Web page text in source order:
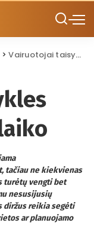
>Vairuotojai taisykles žino, bet jų nesilaiko
tačiau ne kiekvienas
turėtų vengti bet
nesusijusių
diržus reikia segėti
ar planuojamo